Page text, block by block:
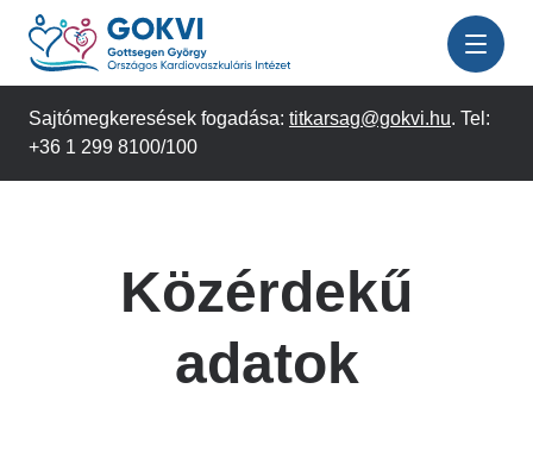
Ugrás
tartalomra
Sajtómegkeresések fogadása: titkarsag@gokvi.hu. Tel:
+36 1 299 8100/100
Közérdekű
adatok